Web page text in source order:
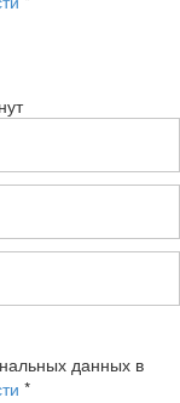
данных в
*